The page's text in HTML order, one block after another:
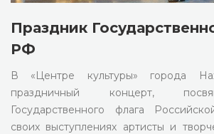
Праздник
РФ
В «Центре культуры» города
праздничный концерт,
Государственного флага
своих выступлениях артисты и